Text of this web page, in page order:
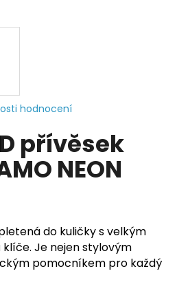
hodnocení
přívěsek
NEON
do kuličky s velkým
Je nejen stylovým
pomocníkem pro každý
HLEDAT